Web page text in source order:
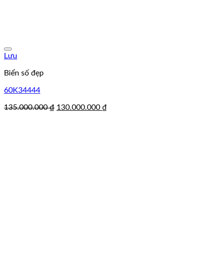
Lưu
Biển số đẹp
60K34444
135.000.000₫ Giá
130.000.000 ₫